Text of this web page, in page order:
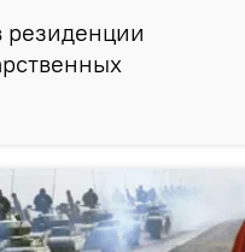
резиденции